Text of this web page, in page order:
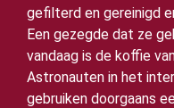
gefilterd en gereinigd
Een gezegde dat ze
vandaag is de koffie
Astronauten in het
gebruiken doorgaans